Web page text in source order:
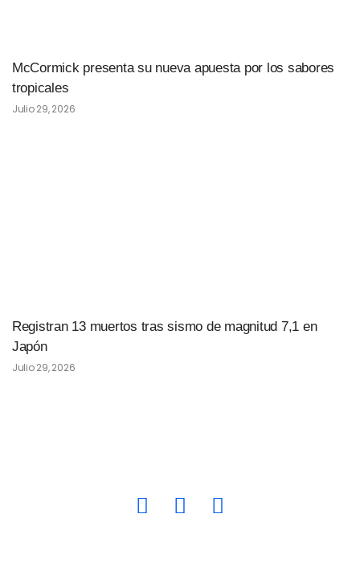
McCormick presenta su nueva apuesta por los sabores
tropicales
Julio 29, 2026
Registran 13 muertos tras sismo de magnitud 7,1 en
Japón
Julio 29, 2026